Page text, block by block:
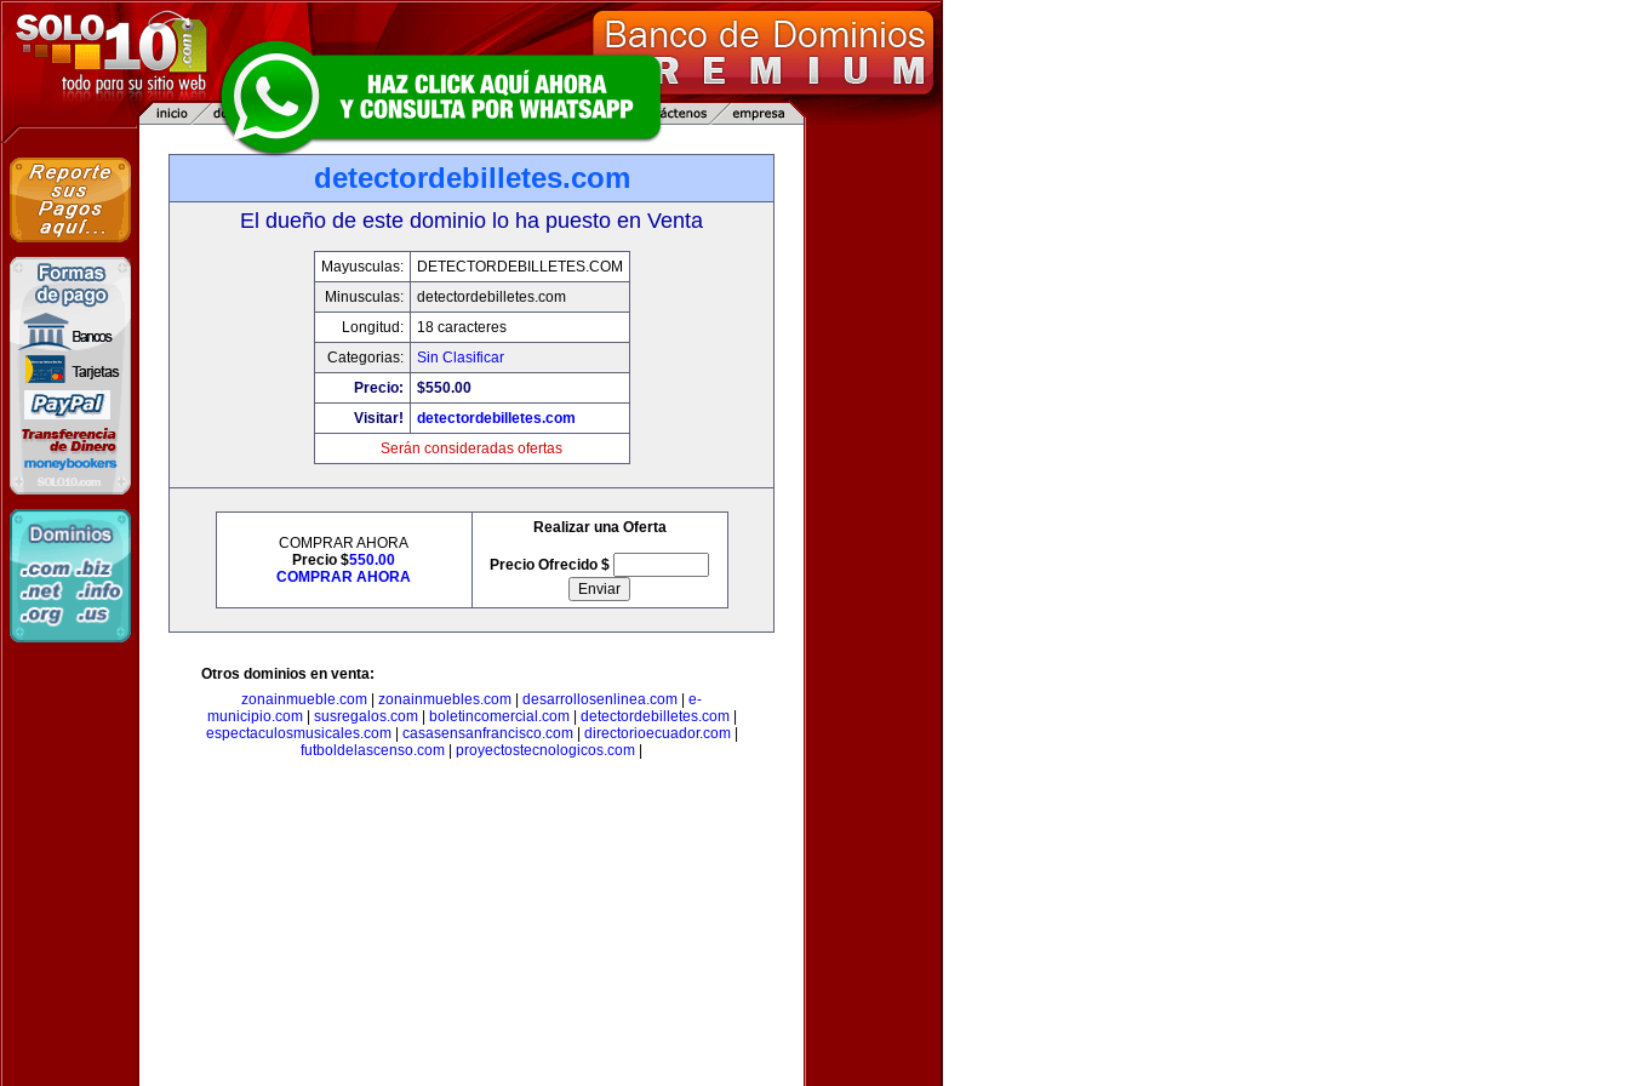
detectordebilletes.com
El dueño de este dominio lo ha puesto en Venta
Mayusculas:
DETECTORDEBILLETES.COM
Minusculas:
detectordebilletes.com
Longitud:
18 caracteres
Categorias:
Sin Clasificar
Precio:
$550.00
Visitar!
detectordebilletes.com
Serán consideradas ofertas
COMPRAR AHORA
Precio $550.00
COMPRAR AHORA
Realizar una Oferta
Precio Ofrecido $
Otros dominios en venta:
zonainmueble.com
zonainmuebles.com desarrollosenlinea.com
e-
municipio.com| susregalos.com| boletincomercial.com| detectordebilletes.com|
espectaculosmusicales.com| casasensanfrancisco.com| directorioecuador.com|
futboldelascenso.com
proyectostecnologicos.com